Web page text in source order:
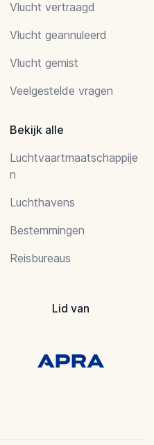
Vlucht vertraagd
Vlucht geannuleerd
Vlucht gemist
Veelgestelde vragen
Bekijk alle
Luchtvaartmaatschappije
n
Luchthavens
Bestemmingen
Reisbureaus
Lid van